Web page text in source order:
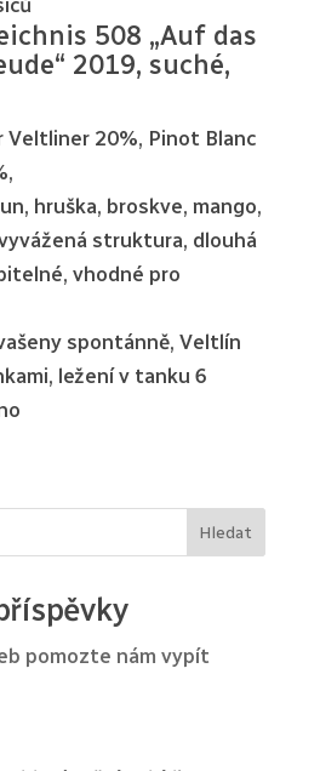
508 „Auf das
2019, suché,
Veltliner 20%, Pinot Blanc
hruška, broskve, mango,
struktura, dlouhá
vhodné pro
spontánně, Veltlín
ležení v tanku 6
Hledat
pomozte nám vypít